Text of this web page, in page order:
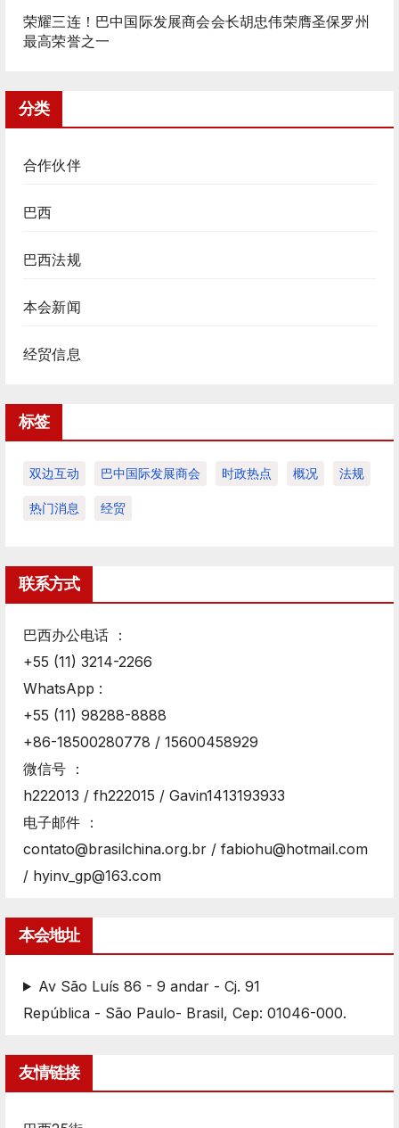
荣耀三连！巴中国际发展商会会长胡忠伟荣膺圣保罗州
最高荣誉之一
分类
合作伙伴
巴西
巴西法规
本会新闻
经贸信息
标签
双边互动 巴中国际发展商会 时政热点 概况 法规
热门消息 经贸
联系方式
巴西办公电话 ：
+55 (11) 3214-2266
WhatsApp :
+55 (11) 98288-8888
+86-18500280778 / 15600458929
微信号 ：
h222013 / fh222015 / Gavin1413193933
电子邮件 ：
contato@brasilchina.org.br / fabiohu@hotmail.com
/ hyinv_gp@163.com
本会地址
Av São Luís 86 - 9 andar - Cj. 91
República - São Paulo- Brasil, Cep: 01046-000.
友情链接